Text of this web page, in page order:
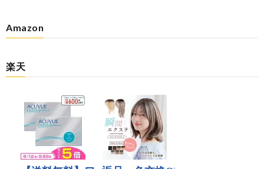
Amazon
楽天